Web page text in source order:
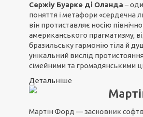
Сержіу Буарке ді Оланда –
поняття і метафори «сердечна
він протиставляє носію
американського прагматизму,
бразильську гармонію тіла й
унікальний вислід
сімейними та громадянськими
Детальніше
Мартін Форд — засновник